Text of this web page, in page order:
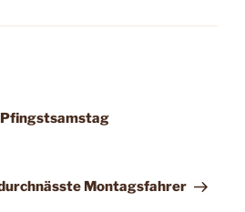
Montagsfahrer